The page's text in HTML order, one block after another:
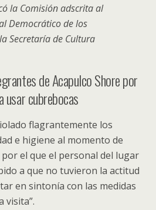
la Comisión adscrita al
Democrático de los
Secretaría de Cultura
de Acapulco Shore por
usar cubrebocas
flagrantemente los
e higiene al momento de
el que el personal del lugar
a que no tuvieron la actitud
en sintonía con las medidas
visita”.